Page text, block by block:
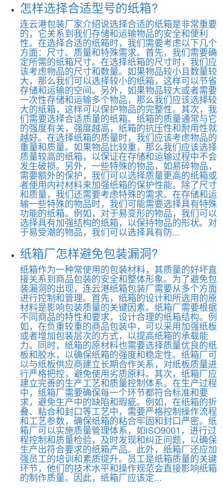
怎样选择合适型号的纸箱?
连云港包装厂家介绍说选择合适的纸箱是非常重要
的，它关系到我们存储和运输物品的安全和便利
性。在选择合适的纸箱时，我们需要考虑以下几个
方面：尺寸、质量和特殊需求。首先，我们需要确
定所需的纸箱尺寸。在选择纸箱的尺寸时，我们应
该考虑物品的尺寸和数量。如果物品较小且数量较
大，那么我们可以选择较小的纸箱，这样可以节省
存储和运输的空间。另外，如果物品较大或者需要
一次性存储和运输多个物品，那么我们应该选择较
大的纸箱，这样可以保护物品的完整性。其次，我
们需要选择合适质量的纸箱。纸箱的质量通常与它
的强度有关，强度越高，纸箱的抗压性和耐用性就
越好。在选择纸箱的质量时，我们应该考虑物品的
重量和质量。如果物品比较重，那么我们应该选择
质量较高的纸箱，以保证在存储和运输过程中不会
发生破损。另外，一些特殊的物品，如易碎物品，
需要额外的保护，我们可以选择质量更高的纸箱或
者使用内衬材料来加强纸箱的保护性能。除了尺寸
和质量，我们还需要考虑特殊的需求。在存储和运
输一些特殊的物品时，我们可能需要选择具有特殊
功能的纸箱。例如，对于易变形的物品，我们可以
选择具有加强结构的纸箱，以保持物品的形状。对
于易受潮的物品，我们可以选择具有防...
纸箱厂怎样避免包装漏洞?
纸箱作为一种常使用的包装材料，其质量的好坏直
接关系到商品包装的安全和整体形象。为了避免包
装漏洞的出现，连云港纸箱包装厂需要从多个方面
进行控制和管理。首先，纸箱的设计和所选用的原
材料是影响包装质量的关键因素。纸箱厂需要根据
不同商品的特性和要求，设计合理的纸箱结构。例
如，在负重较重的商品包装中，可以采用加强纸板
或者增加包装层次的方式，以提高纸箱的承载能
力。同时，纸箱的原材料也需要选择质量优良的纸
板和胶水，以确保纸箱的强度和稳定性。纸箱厂可
以与纸板供应商建立长期合作关系，对纸板质量进
行严格把控，避免使用劣质原料。其次，纸箱厂应
建立完善的生产工艺和质量控制体系。在生产过程
中，纸箱厂需要确保每一个环节都符合标准和要
求，避免生产中的缺陷和瑕疵。例如，在纸箱的折
叠、粘合和封口等工艺中，需要严格控制操作流程
和工艺参数，确保纸箱的粘合牢固和封口严密。纸
箱厂可以实施质量管理体系，如ISO9001，进行过
程控制和质量检验，及时发现和纠正问题，以确保
生产出符合要求的纸箱产品。此外，纸箱厂还应加
强员工的培训和素质提升。员工是纸箱质量的关键
环节，他们的技术水平和操作规范会直接影响纸箱
的制作质量。因此，纸箱厂应该定...